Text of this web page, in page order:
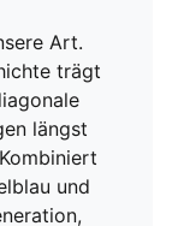
Art.
trägt
längst
und